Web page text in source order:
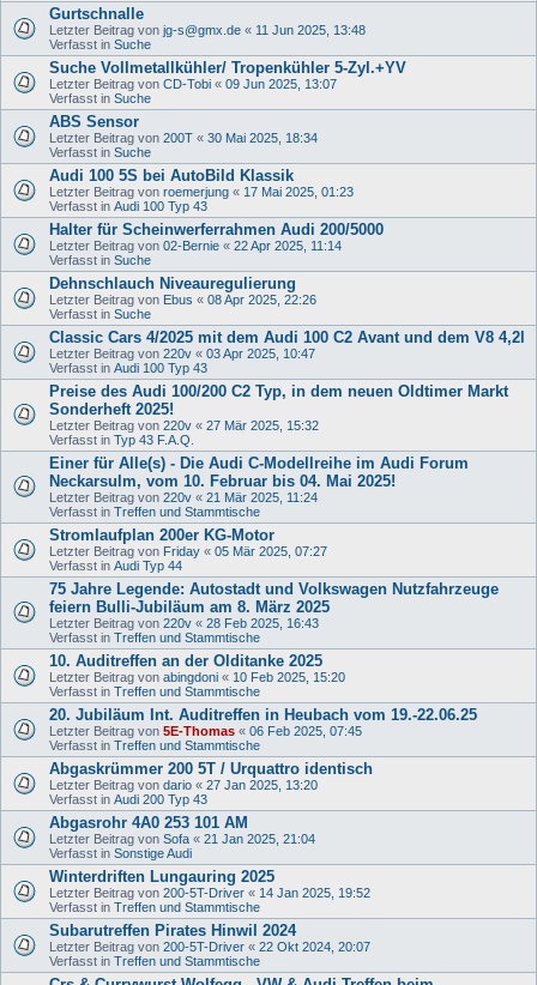
Gurtschnalle
Letzter Beitrag von jg-s@gmx.de « 11 Jun 2025, 13:48
Verfasst in Suche
Suche Vollmetallkühler/ Tropenkühler 5-Zyl.+YV
Letzter Beitrag von CD-Tobi « 09 Jun 2025, 13:07
Verfasst in Suche
ABS Sensor
Letzter Beitrag von 200T « 30 Mai 2025, 18:34
Verfasst in Suche
Audi 100 5S bei AutoBild Klassik
Letzter Beitrag von roemerjung « 17 Mai 2025, 01:23
Verfasst in Audi 100 Typ 43
Halter für Scheinwerferrahmen Audi 200/5000
Letzter Beitrag von 02-Bernie « 22 Apr 2025, 11:14
Verfasst in Suche
Dehnschlauch Niveauregulierung
Letzter Beitrag von Ebus « 08 Apr 2025, 22:26
Verfasst in Suche
Classic Cars 4/2025 mit dem Audi 100 C2 Avant und dem V8 4,2l
Letzter Beitrag von 220v « 03 Apr 2025, 10:47
Verfasst in Audi 100 Typ 43
Preise des Audi 100/200 C2 Typ, in dem neuen Oldtimer Markt
Sonderheft 2025!
Letzter Beitrag von 220v « 27 Mär 2025, 15:32
Verfasst in Typ 43 F.A.Q.
Einer für Alle(s) - Die Audi C-Modellreihe im Audi Forum
Neckarsulm, vom 10. Februar bis 04. Mai 2025!
Letzter Beitrag von 220v « 21 Mär 2025, 11:24
Verfasst in Treffen und Stammtische
Stromlaufplan 200er KG-Motor
Letzter Beitrag von Friday « 05 Mär 2025, 07:27
Verfasst in Audi Typ 44
75 Jahre Legende: Autostadt und Volkswagen Nutzfahrzeuge
feiern Bulli-Jubiläum am 8. März 2025
Letzter Beitrag von 220v « 28 Feb 2025, 16:43
Verfasst in Treffen und Stammtische
10. Auditreffen an der Olditanke 2025
Letzter Beitrag von abingdoni « 10 Feb 2025, 15:20
Verfasst in Treffen und Stammtische
20. Jubiläum Int. Auditreffen in Heubach vom 19.-22.06.25
Letzter Beitrag von 5E-Thomas « 06 Feb 2025, 07:45
Verfasst in Treffen und Stammtische
Abgaskrümmer 200 5T / Urquattro identisch
Letzter Beitrag von dario « 27 Jan 2025, 13:20
Verfasst in Audi 200 Typ 43
Abgasrohr 4A0 253 101 AM
Letzter Beitrag von Sofa « 21 Jan 2025, 21:04
Verfasst in Sonstige Audi
Winterdriften Lungauring 2025
Letzter Beitrag von 200-5T-Driver « 14 Jan 2025, 19:52
Verfasst in Treffen und Stammtische
Subarutreffen Pirates Hinwil 2024
Letzter Beitrag von 200-5T-Driver « 22 Okt 2024, 20:07
Verfasst in Treffen und Stammtische